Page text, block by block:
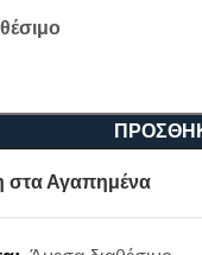
στα Αγαπημένα